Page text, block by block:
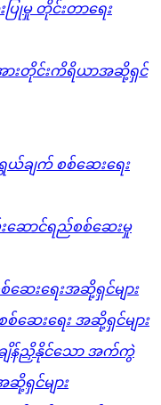
ြုမှု တိုင်းတာရေး
အားတိုင်းကိရိယာအဆို့ရှင်
ချက် စစ်ဆေးရေး
းဆောင်ရည်စစ်ဆေးမှု
ဆေးရေးအဆို့ရှင်များ
ဆေးရေး အဆို့ရှင်များ
ချိန်ညှိနိုင်သော အက်ကွဲ
ဆို့ရှင်များ